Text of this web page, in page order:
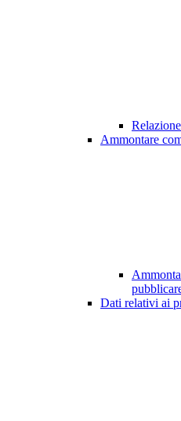
Ammontare
Dati relativi ai